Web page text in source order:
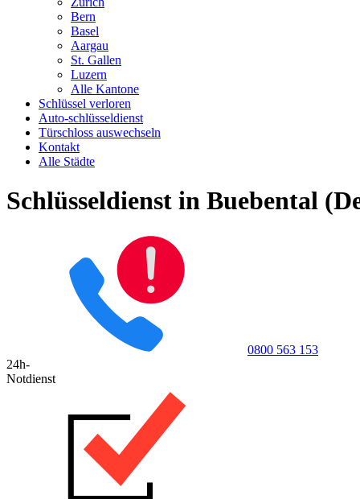
Bern
Basel
Aargau
St. Gallen
Luzern
Alle Kantone
Schlüssel verloren
Auto-schlüsseldienst
Türschloss auswechseln
Kontakt
Alle Städte
Schlüsseldienst in Buebental
0800 563 153
24h-
Notdienst